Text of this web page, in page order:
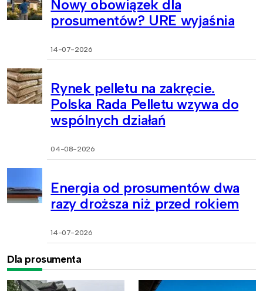
Nowy obowiązek dla
prosumentów? URE wyjaśnia
14-07-2026
Rynek pelletu na zakręcie.
Polska Rada Pelletu wzywa do
wspólnych działań
04-08-2026
Energia od prosumentów dwa
razy droższa niż przed rokiem
14-07-2026
Dla prosumenta